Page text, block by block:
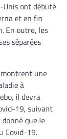
Unis ont débuté
et en fin
En outre, les
séparées
montrent une
à
il devra
19, suivant
que le
Covid-19.